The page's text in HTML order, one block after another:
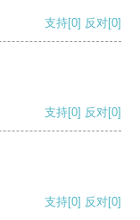
支持[0] 反对[0]
支持[0] 反对[0]
支持[0] 反对[0]